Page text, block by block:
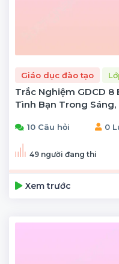
Giáo dục đào tạo
Trắc Nghiệm GDCD 8
Tình Bạn Trong Sáng,
10 Câu hỏi 0
49 người đang thi
Xem trước